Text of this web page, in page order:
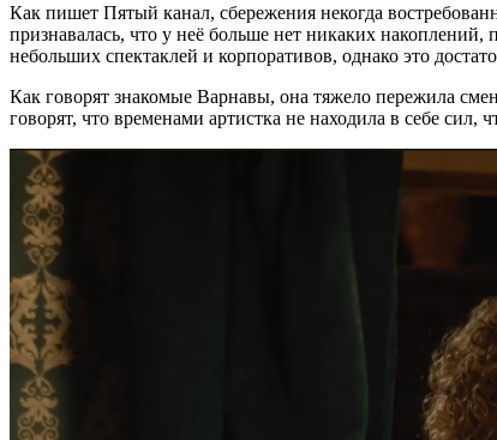
Как пишет Пятый канал, сбережения некогда
признавалась, что у неё больше нет никаких накоплений,
небольших спектаклей и корпоративов, однако это
Как говорят знакомые Варнавы, она тяжело пережила
говорят, что временами артистка не находила в себе сил,